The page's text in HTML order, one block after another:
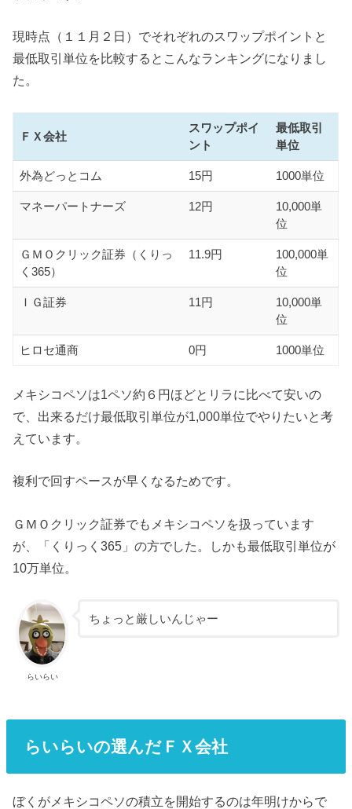
現時点（１１月２日）でそれぞれのスワップポイントと
最低取引単位を比較するとこんなランキングになりまし
た。
ＦＸ会社
スワップポイ
ント
最低取引
単位
外為どっとコム 15円 1000単位
マネーパートナーズ 12円
10,000単
位
ＧＭＯクリック証券（くりっ
く365）
11.9円
100,000単
位
ＩＧ証券 11円
10,000単
位
ヒロセ通商 0円 1000単位
メキシコペソは1ペソ約６円ほどとリラに比べて安いの
で、出来るだけ最低取引単位が1,000単位でやりたいと考
えています。
複利で回すペースが早くなるためです。
ＧＭＯクリック証券でもメキシコペソを扱っています
が、「くりっく365」の方でした。しかも最低取引単位が
10万単位。
らいらい
ちょっと厳しいんじゃー
らいらいの選んだＦＸ会社
ぼくがメキシコペソの積立を開始するのは年明けからで